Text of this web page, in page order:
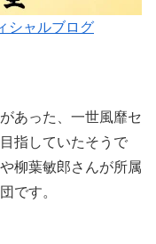
シャルブログ
あった、一世風靡セ
指していたそうで
柳葉敏郎さんが所属
です。